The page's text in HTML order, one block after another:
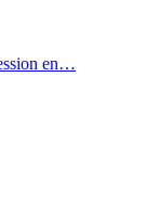
en…